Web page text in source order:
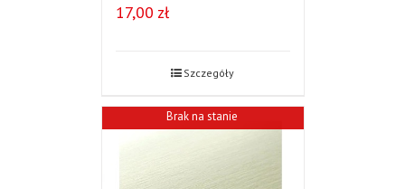
17,00 zł
Szczegóły
Brak na stanie